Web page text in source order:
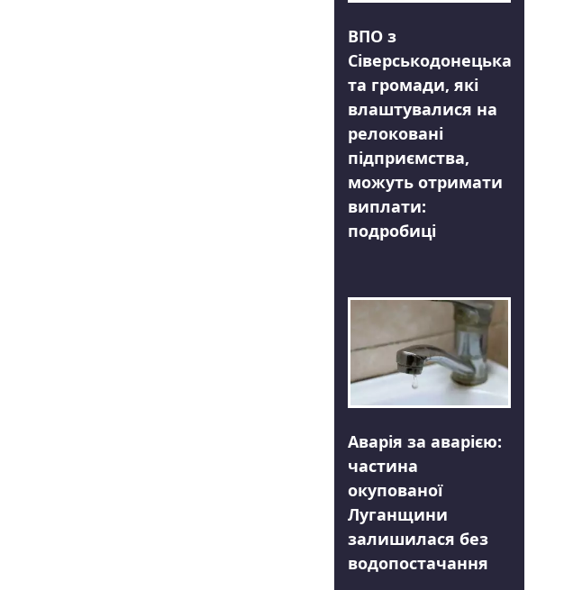
ВПО з
Сіверськодонецька
та громади, які
влаштувалися на
релоковані
підприємства,
можуть отримати
виплати:
подробиці
Аварія за аварією:
частина
окупованої
Луганщини
залишилася без
водопостачання